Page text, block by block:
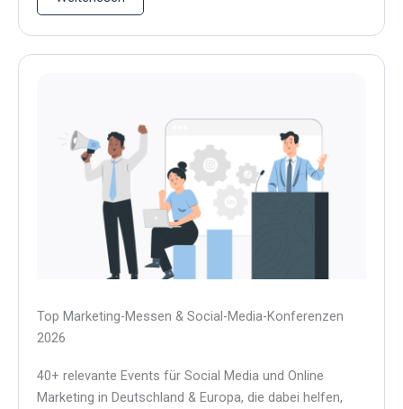
Top Marketing-Messen & Social-Media-Konferenzen
2026
40+ relevante Events für Social Media und Online
Marketing in Deutschland & Europa, die dabei helfen,